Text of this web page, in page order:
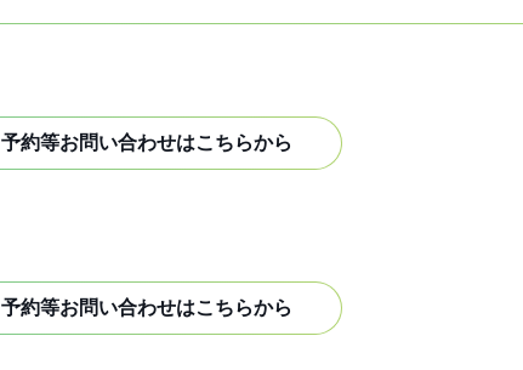
予約等お問い合わせはこちらから
予約等お問い合わせはこちらから